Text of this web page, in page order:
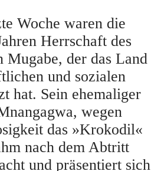
Woche waren die
Herrschaft des
Mugabe, der das Land
und sozialen
hat. Sein ehemaliger
wegen
das »Krokodil«
nach dem Abtritt
und präsentiert sich